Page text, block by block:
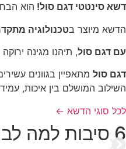
דשא סינטטי דגם סול! הוא
הדשא מיוצר בטכנולוגיה
עם דגם סול, תיהנו מגינה
דגם סול מתאפיין בגוונים
השילוב המושלם בין איכות,
לכל סוגי הדשא ←
6 סיבות למה לבחור בדשא סינטטי – החלום שמתגשם!